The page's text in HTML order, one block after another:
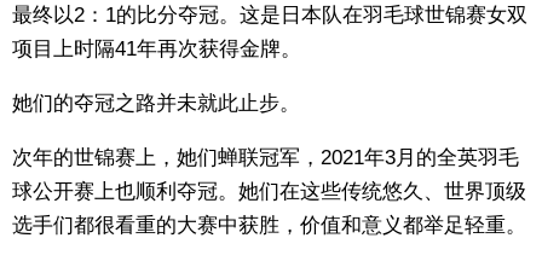
最终以2：1的比分夺冠。这是日本队在羽毛球世锦赛女双
项目上时隔41年再次获得金牌。
她们的夺冠之路并未就此止步。
次年的世锦赛上，她们蝉联冠军，2021年3月的全英羽毛
球公开赛上也顺利夺冠。她们在这些传统悠久、世界顶级
选手们都很看重的大赛中获胜，价值和意义都举足轻重。